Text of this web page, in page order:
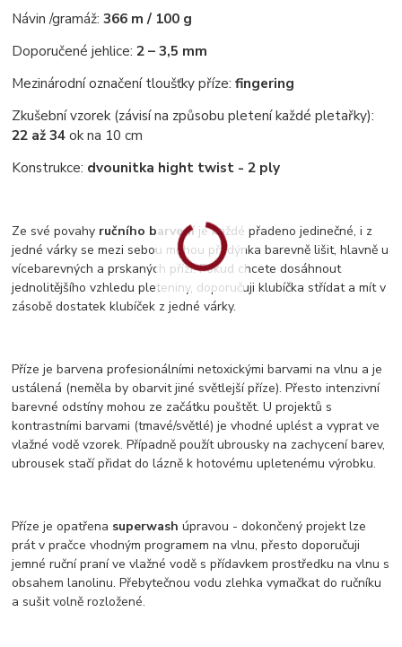
Návin /gramáž: 366 m / 100 g
Doporučené jehlice:2 – 3,5 mm
Mezinárodní označení tloušťky příze:fingering
Zkušební vzorek (závisí na způsobu pletení každé pletařky):
22 až 34ok na 10 cm
Konstrukce: dvounitka hight twist - 2 ply
Ze své povahy ručního barvení je každé přadeno jedinečné, i z
jedné várky se mezi sebou mohou přadýnka barevně lišit, hlavně u
vícebarevných a prskaných přízí. Pokud chcete dosáhnout
jednolitějšího vzhledu pleteniny, doporučuji klubíčka střídat a mít v
zásobě dostatek klubíček z jedné várky.
Příze je barvena profesionálními netoxickými barvami na vlnu a je
ustálená (neměla by obarvit jiné světlejší příze). Přesto intenzivní
barevné odstíny mohou ze začátku pouštět. U projektů s
kontrastními barvami (tmavé/světlé) je vhodné uplést a vyprat ve
vlažné vodě vzorek. Případně použít ubrousky na zachycení barev,
ubrousek stačí přidat do lázně k hotovému upletenému výrobku.
Příze je opatřena superwash úpravou - dokončený projekt lze
prát v pračce vhodným programem na vlnu, přesto doporučuji
jemné ruční praní ve vlažné vodě s přídavkem prostředku na vlnu s
obsahem lanolinu. Přebytečnou vodu zlehka vymačkat do ručníku
a sušit volně rozložené.